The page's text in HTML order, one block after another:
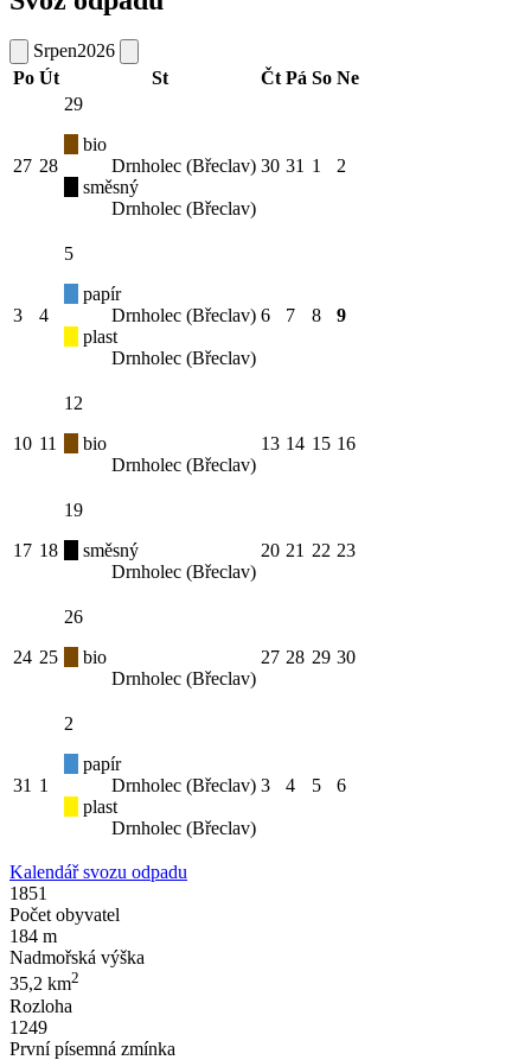
Srpen2026
Po Út St Čt Pá So Ne
27 28
29
bio
Drnholec (Břeclav)
směsný
Drnholec (Břeclav)
30 31 1 2
3 4
5
papír
Drnholec (Břeclav)
plast
Drnholec (Břeclav)
6 7 8 9
10 11
12
bio
Drnholec (Břeclav)
13 14 15 16
17 18
19
směsný
Drnholec (Břeclav)
20 21 22 23
24 25
26
bio
Drnholec (Břeclav)
27 28 29 30
31 1
2
papír
Drnholec (Břeclav)
plast
Drnholec (Břeclav)
3 4 5 6
Kalendář svozu odpadu
1851
Počet obyvatel
184 m
Nadmořská výška
35,2 km2
Rozloha
1249
První písemná zmínka